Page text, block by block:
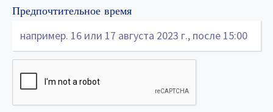
Предпочтительное время